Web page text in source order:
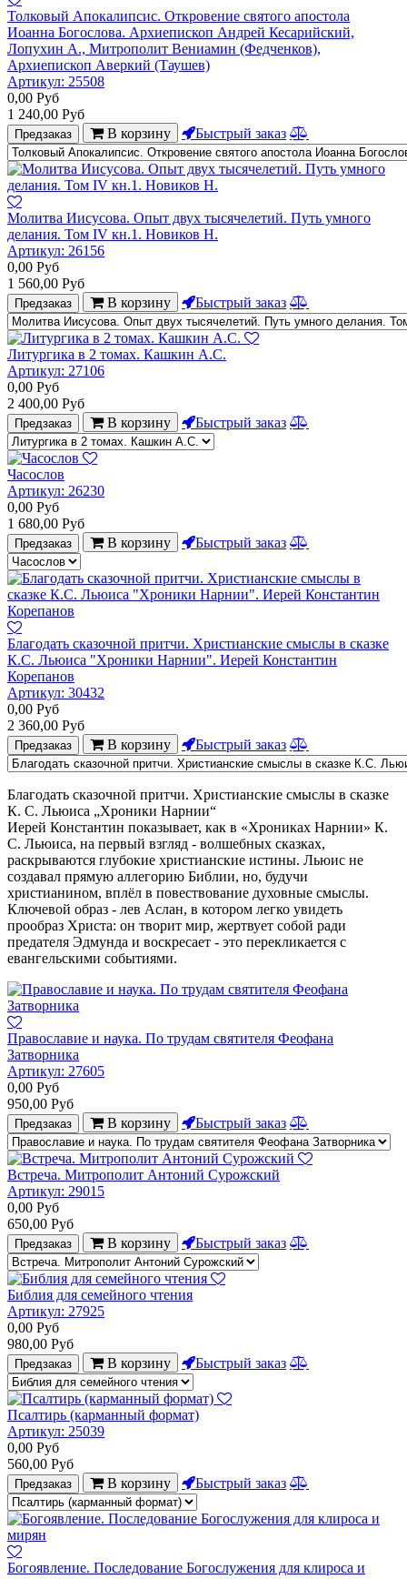
Толковый Апокалипсис. Откровение святого апостола
Иоанна Богослова. Архиепископ Андрей Кесарийский,
Лопухин А., Митрополит Вениамин (Федченков),
Архиепископ Аверкий (Таушев)
Артикул: 25508
0,00 Руб
1 240,00 Руб
Предзаказ В корзину Быстрый заказ
Молитва Иисусова. Опыт двух тысячелетий. Путь умного
делания. Том IV кн.1. Новиков Н.
Артикул: 26156
0,00 Руб
1 560,00 Руб
Предзаказ В корзину Быстрый заказ
Литургика в 2 томах. Кашкин А.С.
Артикул: 27106
0,00 Руб
2 400,00 Руб
Предзаказ В корзину Быстрый заказ
Часослов
Артикул: 26230
0,00 Руб
1 680,00 Руб
Предзаказ В корзину Быстрый заказ
Благодать сказочной притчи. Христианские смыслы в сказке
К.С. Льюиса "Хроники Нарнии". Иерей Константин
Корепанов
Артикул: 30432
0,00 Руб
2 360,00 Руб
Предзаказ В корзину Быстрый заказ
Благодать сказочной притчи. Христианские смыслы в сказке
К. С. Льюиса „Хроники Нарнии“
Иерей Константин показывает, как в «Хрониках Нарнии» К.
С. Льюиса, на первый взгляд - волшебных сказках,
раскрываются глубокие христианские истины. Льюис не
создавал прямую аллегорию Библии, но, будучи
христианином, вплёл в повествование духовные смыслы.
Ключевой образ - лев Аслан, в котором легко увидеть
прообраз Христа: он творит мир, жертвует собой ради
предателя Эдмунда и воскресает - это перекликается с
евангельскими событиями.
Православие и наука. По трудам святителя Феофана
Затворника
Артикул: 27605
0,00 Руб
950,00 Руб
Предзаказ В корзину Быстрый заказ
Встреча. Митрополит Антоний Сурожский
Артикул: 29015
0,00 Руб
650,00 Руб
Предзаказ В корзину Быстрый заказ
Библия для семейного чтения
Артикул: 27925
0,00 Руб
980,00 Руб
Предзаказ В корзину Быстрый заказ
Псалтирь (карманный формат)
Артикул: 25039
0,00 Руб
560,00 Руб
Предзаказ В корзину Быстрый заказ
Богоявление. Последование Богослужения для клироса и